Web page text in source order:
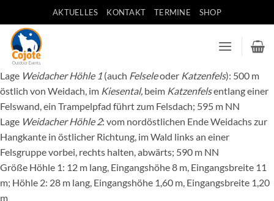
Inhalt
springen
AKTUELLES KONTAKT TERMINE SHOP
Lage Weidacher Höhle 1 (auch Felseleoder Katzenfels): 500 m
östlich von Weidach, im Kiesental, beim Katzenfelsentlang einer
Felswand, ein Trampelpfad führt zum Felsdach; 595 m NN
Lage Weidacher Höhle 2: vom nordöstlichen Ende Weidachs zur
Hangkante in östlicher Richtung, im Wald links an einer
Felsgruppe vorbei, rechts halten, abwärts; 590 m NN
Größe Höhle 1: 12 m lang, Eingangshöhe 8 m, Eingangsbreite 11
m; Höhle 2: 28 m lang, Eingangshöhe 1,60 m, Eingangsbreite 1,20
m